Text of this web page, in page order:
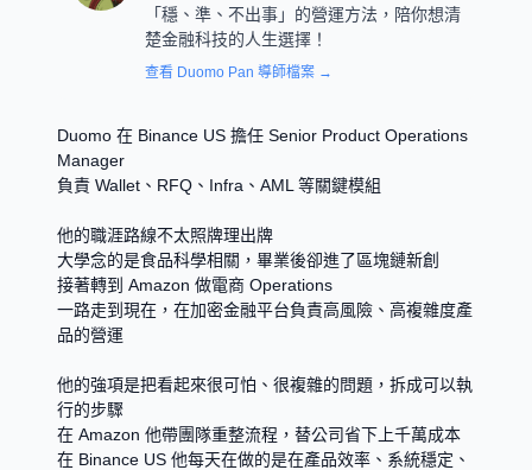
「穩、準、不出事」的營運方法，陪你想清
楚金融科技的人生選擇！
查看 Duomo Pan 導師檔案 →
Duomo 在 Binance US 擔任 Senior Product Operations
Manager
負責 Wallet、RFQ、Infra、AML 等關鍵模組
他的職涯路線不太照牌理出牌
大學念的是食品科學相關，畢業後卻進了區塊鏈新創
接著轉到 Amazon 做電商 Operations
一路走到現在，在加密金融平台負責高風險、高複雜度產
品的營運
他的強項是把看起來很可怕、很複雜的問題，拆成可以執
行的步驟
在 Amazon 他帶團隊重整流程，替公司省下上千萬成本
在 Binance US 他每天在做的是在產品效率、系統穩定、